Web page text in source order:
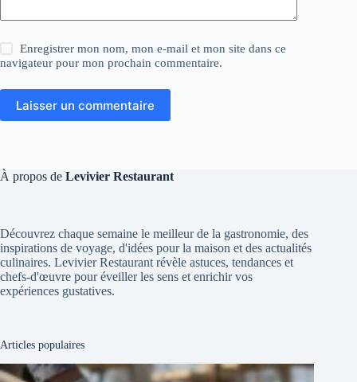
Enregistrer mon nom, mon e-mail et mon site dans ce
navigateur pour mon prochain commentaire.
Laisser un commentaire
À propos de Levivier Restaurant
Découvrez chaque semaine le meilleur de la gastronomie, des
inspirations de voyage, d'idées pour la maison et des actualités
culinaires. Levivier Restaurant révèle astuces, tendances et
chefs-d'œuvre pour éveiller les sens et enrichir vos
expériences gustatives.
Articles populaires